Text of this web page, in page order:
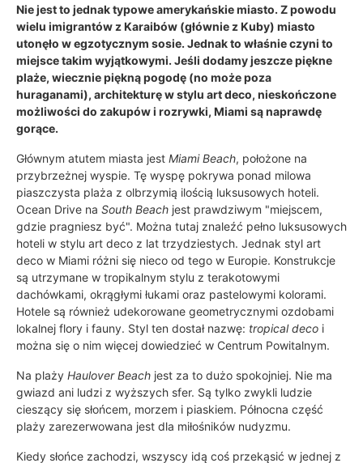
Nie jest to jednak typowe amerykańskie miasto. Z powodu
wielu imigrantów z Karaibów (głównie z Kuby) miasto
utonęło w egzotycznym sosie. Jednak to właśnie czyni to
miejsce takim wyjątkowymi. Jeśli dodamy jeszcze piękne
plaże, wiecznie piękną pogodę (no może poza
huraganami), architekturę w stylu art deco, nieskończone
możliwości do zakupów i rozrywki, Miami są naprawdę
gorące.
Głównym atutem miasta jest Miami Beach, położone na
przybrzeżnej wyspie. Tę wyspę pokrywa ponad milowa
piaszczysta plaża z olbrzymią ilością luksusowych hoteli.
Ocean Drive na South Beach jest prawdziwym "miejscem,
gdzie pragniesz być". Można tutaj znaleźć pełno luksusowych
hoteli w stylu art deco z lat trzydziestych. Jednak styl art
deco w Miami różni się nieco od tego w Europie. Konstrukcje
są utrzymane w tropikalnym stylu z terakotowymi
dachówkami, okrągłymi łukami oraz pastelowymi kolorami.
Hotele są również udekorowane geometrycznymi ozdobami
lokalnej flory i fauny. Styl ten dostał nazwę: tropical deco i
można się o nim więcej dowiedzieć w Centrum Powitalnym.
Na plaży Haulover Beach jest za to dużo spokojniej. Nie ma
gwiazd ani ludzi z wyższych sfer. Są tylko zwykli ludzie
cieszący się słońcem, morzem i piaskiem. Północna część
plaży zarezerwowana jest dla miłośników nudyzmu.
Kiedy słońce zachodzi, wszyscy idą coś przekąsić w jednej z